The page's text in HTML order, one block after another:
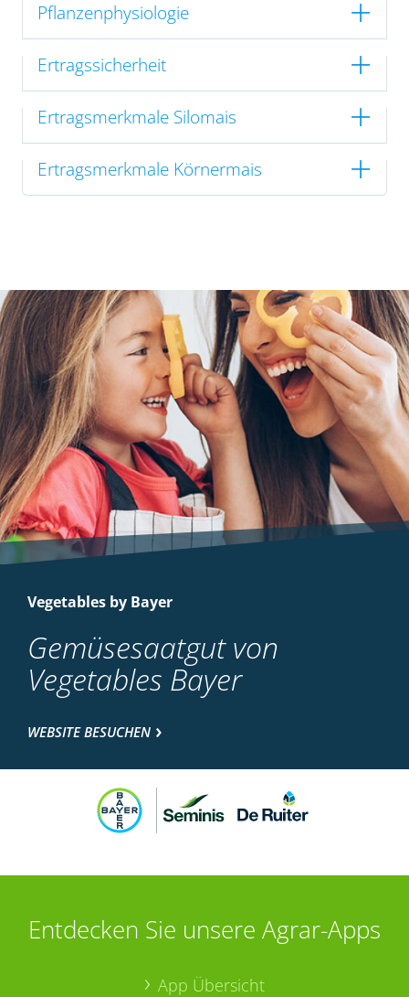
Pflanzenphysiologie
Ertragssicherheit
Ertragsmerkmale Silomais
Ertragsmerkmale Körnermais
Vegetables by Bayer
Gemüsesaatgut von
Vegetables Bayer
WEBSITE BESUCHEN
Entdecken Sie unsere Agrar-Apps
App Übersicht